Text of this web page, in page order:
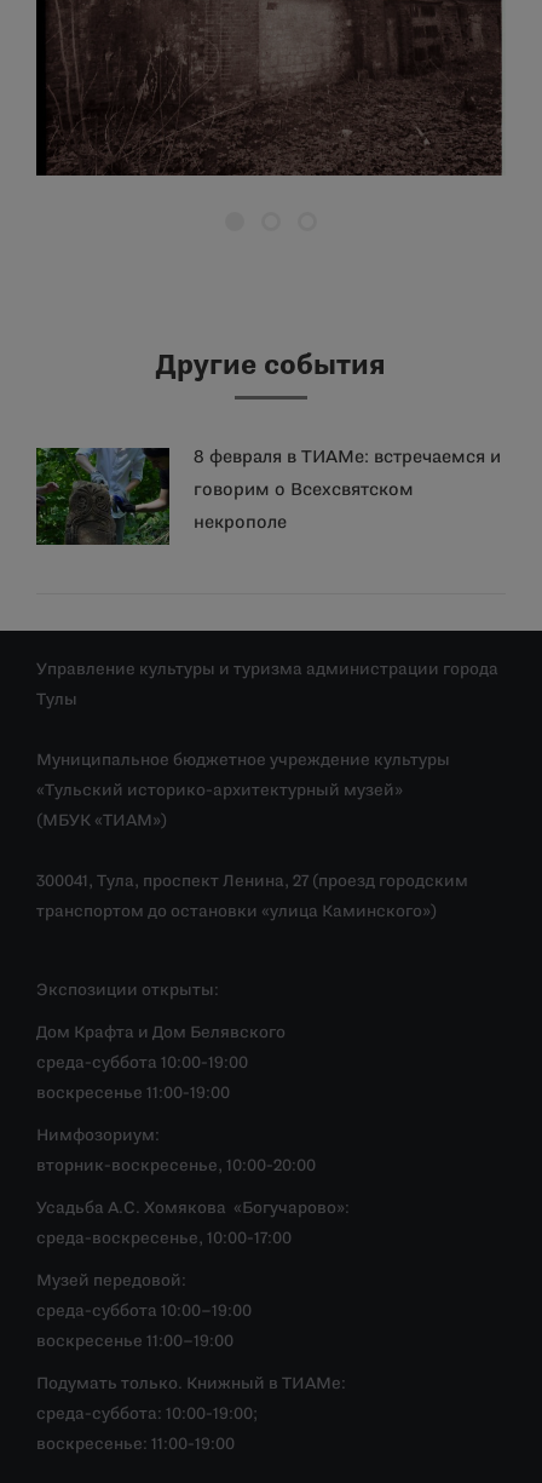
Другие события
8 февраля в ТИАМе: встречаемся и
говорим о Всехсвятском
некрополе
Управление культуры и туризма администрации города
Тулы
Муниципальное бюджетное учреждение культуры
«Тульский историко-архитектурный музей»
(МБУК «ТИАМ»)
300041, Тула, проспект Ленина, 27 (проезд городским
транспортом до остановки «улица Каминского»)
Экспозиции открыты:
Дом Крафта и Дом Белявского
среда-суббота 10:00-19:00
воскресенье 11:00-19:00
Нимфозориум:
вторник-воскресенье, 10:00-20:00
Усадьба А.С. Хомякова «Богучарово»:
среда-воскресенье, 10:00-17:00
Музей передовой:
среда-суббота 10:00–19:00
воскресенье 11:00–19:00
Подумать только. Книжный в ТИАМе:
среда-суббота: 10:00-19:00;
воскресенье: 11:00-19:00